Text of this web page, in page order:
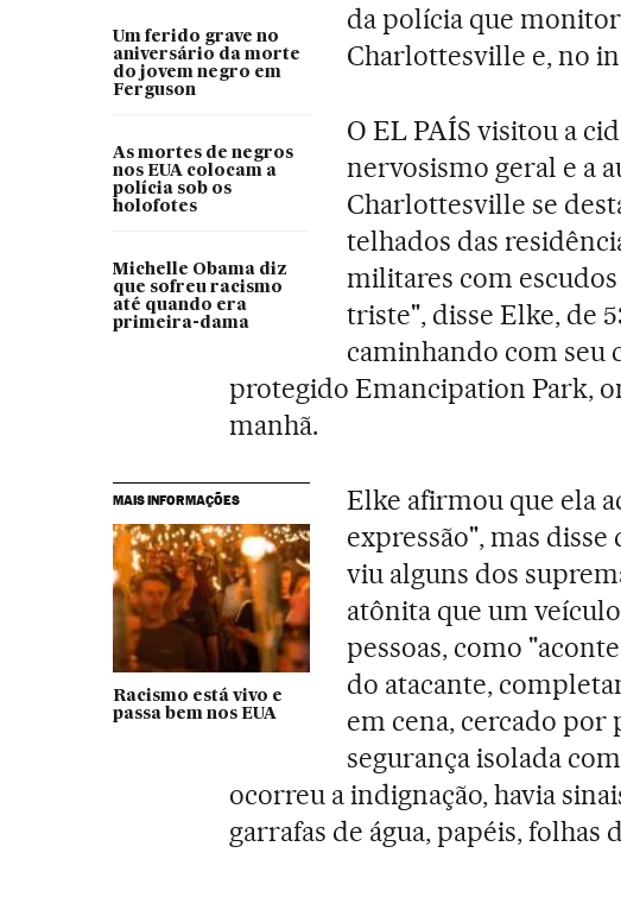
Um ferido grave no
aniversário da morte
do jovem negro em
Ferguson
As mortes de negros
nos EUA colocam a
polícia sob os
holofotes
Michelle Obama diz
que sofreu racismo
até quando era
primeira-dama
da polícia que
Charlottesville e, no
O EL PAÍS visitou a
nervosismo geral e a
Charlottesville se
telhados das
militares com escudos
triste", disse Elke, de
caminhando com seu
protegido Emancipation Park,
manhã.
MAIS INFORMAÇÕES
Racismo está vivo e
passa bem nos EUA
Elke afirmou que ela
expressão", mas
viu alguns dos
atônita que um
pessoas, como
do atacante,
em cena, cercado
segurança isolada
ocorreu a indignação, havia
garrafas de água, papéis, folhas